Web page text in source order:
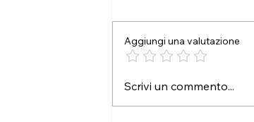
Tutti al cinema!
Aggiungi una valutazione
Scrivi un commento...